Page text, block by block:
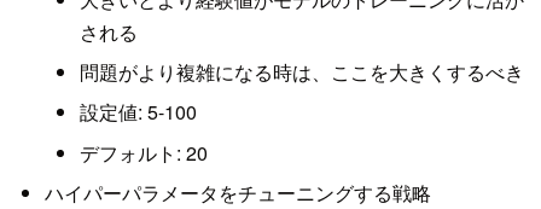
される
問題がより複雑になる時は、ここを大きくするべき
設定値: 5-100
デフォルト: 20
ハイパーパラメータをチューニングする戦略